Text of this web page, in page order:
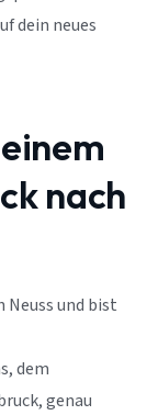
dein neues
nach
Neuss und bist
dem
genau